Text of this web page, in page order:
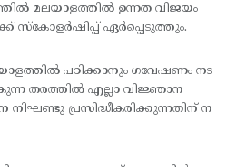
മലയാളത്തില്‍ ഉന്നത വിജയം
സ്കോളര്‍ഷിപ്പ് ഏര്‍പ്പെടുത്തും.
പഠിക്കാനും ഗവേഷണം നട
തരത്തില്‍ എല്ലാ വിജ്ഞാന
പ്രസിദ്ധീകരിക്കുന്നതിന് ന